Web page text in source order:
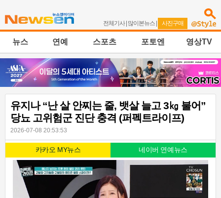
전체기사| 많이본뉴스 | 사진구매
뉴스 연예 스포츠 포토엔 영상TV
유지나 “난 살 안찌는 줄, 뱃살 늘고 3㎏ 불어”
당뇨 고위험군 진단 충격 (퍼펙트라이프)
2026-07-08 20:53:53
카카오 MY뉴스 네이버 연예뉴스